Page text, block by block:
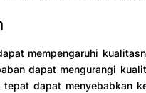
mempengaruhi
dapat mengurangi
dapat menyebabkan